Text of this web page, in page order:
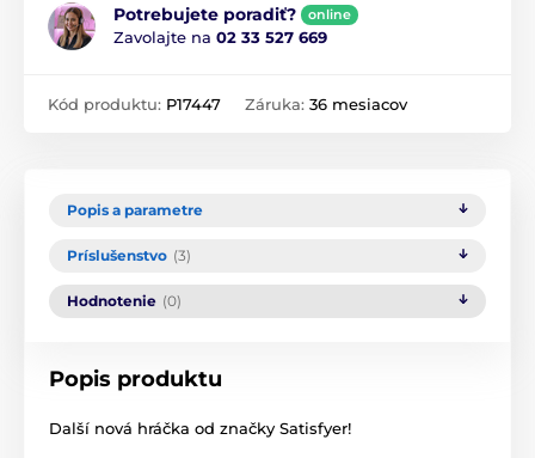
Potrebujete poradiť? online
Zavolajte na 02 33 527 669
Kód produktu: P17447 Záruka: 36 mesiacov
Popis a parametre
Príslušenstvo (3)
Hodnotenie (0)
Popis produktu
Další nová hráčka od značky Satisfyer!